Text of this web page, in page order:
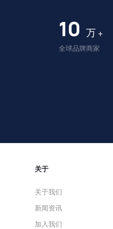
10 万 +
全球品牌商家
关于
关于我们
新闻资讯
加入我们